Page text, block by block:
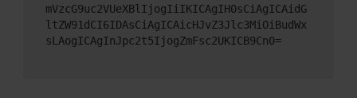
mVzcG9uc2VUeXBlIjogIiIKICAgIH0sCiAgICAidG
ltZW91dCI6IDAsCiAgICAicHJvZ3Jlc3MiOiBudWx
sLAogICAgInJpc2t5IjogZmFsc2UKICB9Cn0=